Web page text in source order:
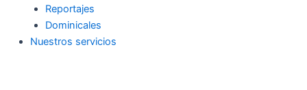
Reportajes
Dominicales
Nuestros servicios